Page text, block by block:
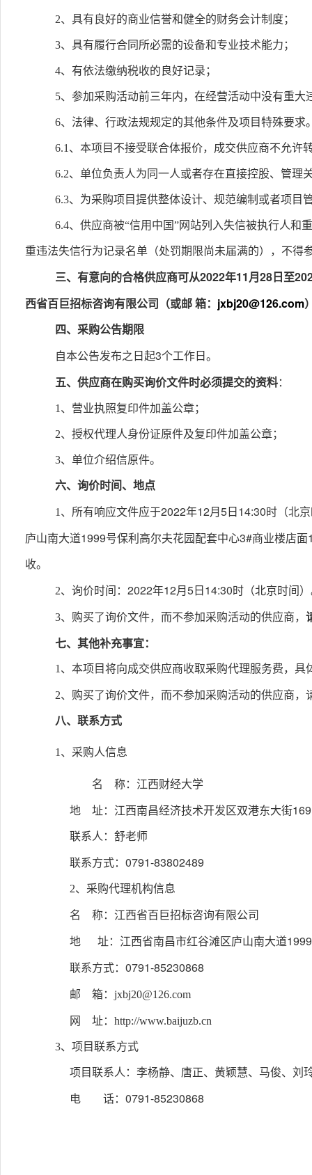
2、具有良好的商业信誉和健全的财务会计制度；
3、具有履行合同所必需的设备和专业技术能力；
4、有依法缴纳税收的良好记录；
5、参加采购活动前三年内，在经营活动中没有重大
6、法律、行政法规规定的其他条件及项目特殊要求
6.1、本项目不接受联合体报价，成交供应商不允许
6.2、单位负责人为同一人或者存在直接控股、管理
6.3、为采购项目提供整体设计、规范编制或者项目
6.4、供应商被“信用中国”网站列入失信被执行人和
重违法失信行为记录名单（处罚期限尚未届满的），不得
三、有意向的合格供应商可从2022年11 月 28 日至
西省百巨招标咨询有限公司（或邮 箱： jxbj20@126.com
四、采购公告期限
自本公告发布之日起3个工作日。
五、供应商在购买询价文件时必须提交的资料：
1、营业执照复印件加盖公章；
2、授权代理人身份证原件及复印件加盖公章；
3、单位介绍信原件。
六、询价时间、地点
1、所有响应文件应于2022年12月 5 日 14:30时（北
庐山南大道1999号保利高尔夫花园配套中心3#商业楼店面
收。
2、询价时间： 2022年12月 5 日 14:30时（北京时间
3、购买了询价文件，而不参加采购活动的供应商，
七、其他补充事宜：
1、本项目将向成交供应商收取采购代理服务费，
2、购买了询价文件，而不参加采购活动的供应商，
八、联系方式
1 、采购人信息
名 称：江西财经大
地 址：江西南昌经济技术开发区双港东大街169
联系人：舒老师
联系方式： 0791-83802489
2、采购代理机构信息
名 称： 江西省百巨招标咨询有限公司
地 址：江西省南昌市红谷滩区庐山南大道1999
联系方式： 0791-85230868
邮 箱： jxbj20@126.com
网 址： http://www.baijuzb.cn
3、项目联系方式
项目联系人：李杨静、唐正、黄颖慧、马俊、刘
电 话： 0791-85230868